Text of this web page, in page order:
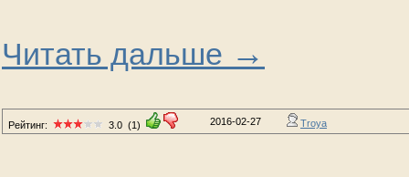
Читать дальше →
Рейтинг: 3.0 (1) 2016-02-27 Troya